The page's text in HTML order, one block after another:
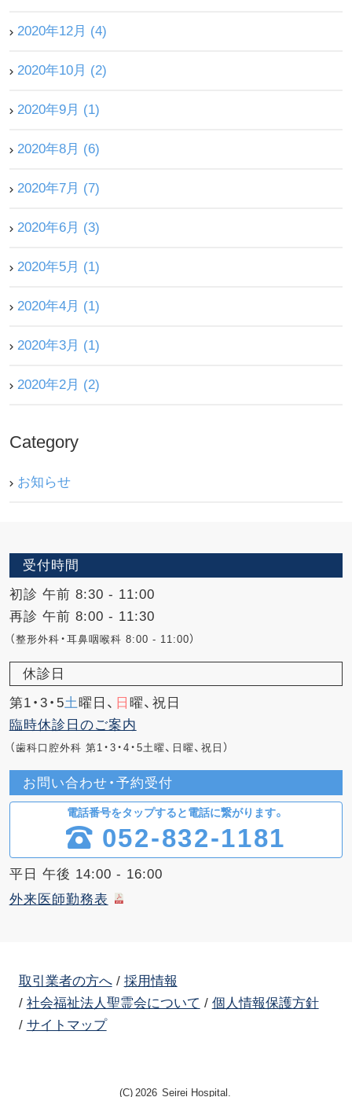
2020年12月 (4)
2020年10月 (2)
2020年9月 (1)
2020年8月 (6)
2020年7月 (7)
2020年6月 (3)
2020年5月 (1)
2020年4月 (1)
2020年3月 (1)
2020年2月 (2)
Category
お知らせ
受付時間
初診 午前 8:30 - 11:00
再診 午前 8:00 - 11:30
（整形外科・耳鼻咽喉科 8:00 - 11:00）
休診日
第1・3・5土曜日、 日 曜、祝日
臨時休診日のご案内
（歯科口腔外科 第1・3・4・5土曜、日曜、祝日）
お問い合わせ・予約受付
電話番号をタップすると電話に繋がります。
052-832-1181
平日 午後 14:00 - 16:00
外来医師勤務表
取引業者の方へ
採用情報
社会福祉法人聖霊会について
個人情報保護方針
サイトマップ
(C) 2026 Seirei Hospital.